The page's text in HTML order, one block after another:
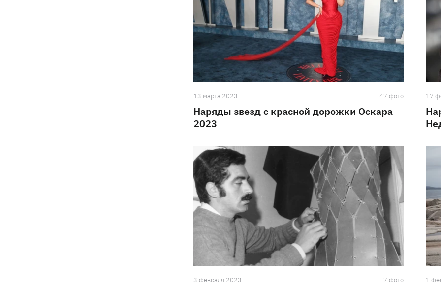
13 марта 2023 47 фото
Наряды звезд с красной дорожки Оскара
2023
17
3 февраля 2023 7 фото 1